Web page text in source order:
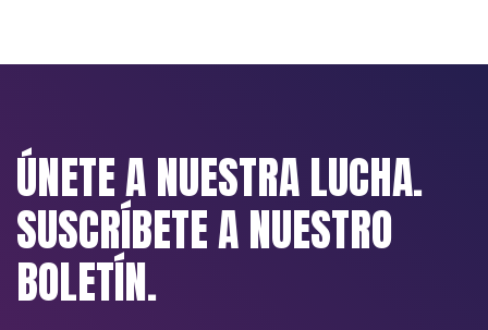
ÚNETE A NUESTRA LUCHA.
SUSCRÍBETE A NUESTRO
BOLETÍN.